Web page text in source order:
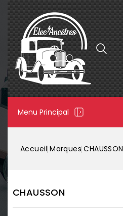
Menu Principal
Accueil Marques CHAUSSON
CHAUSSON